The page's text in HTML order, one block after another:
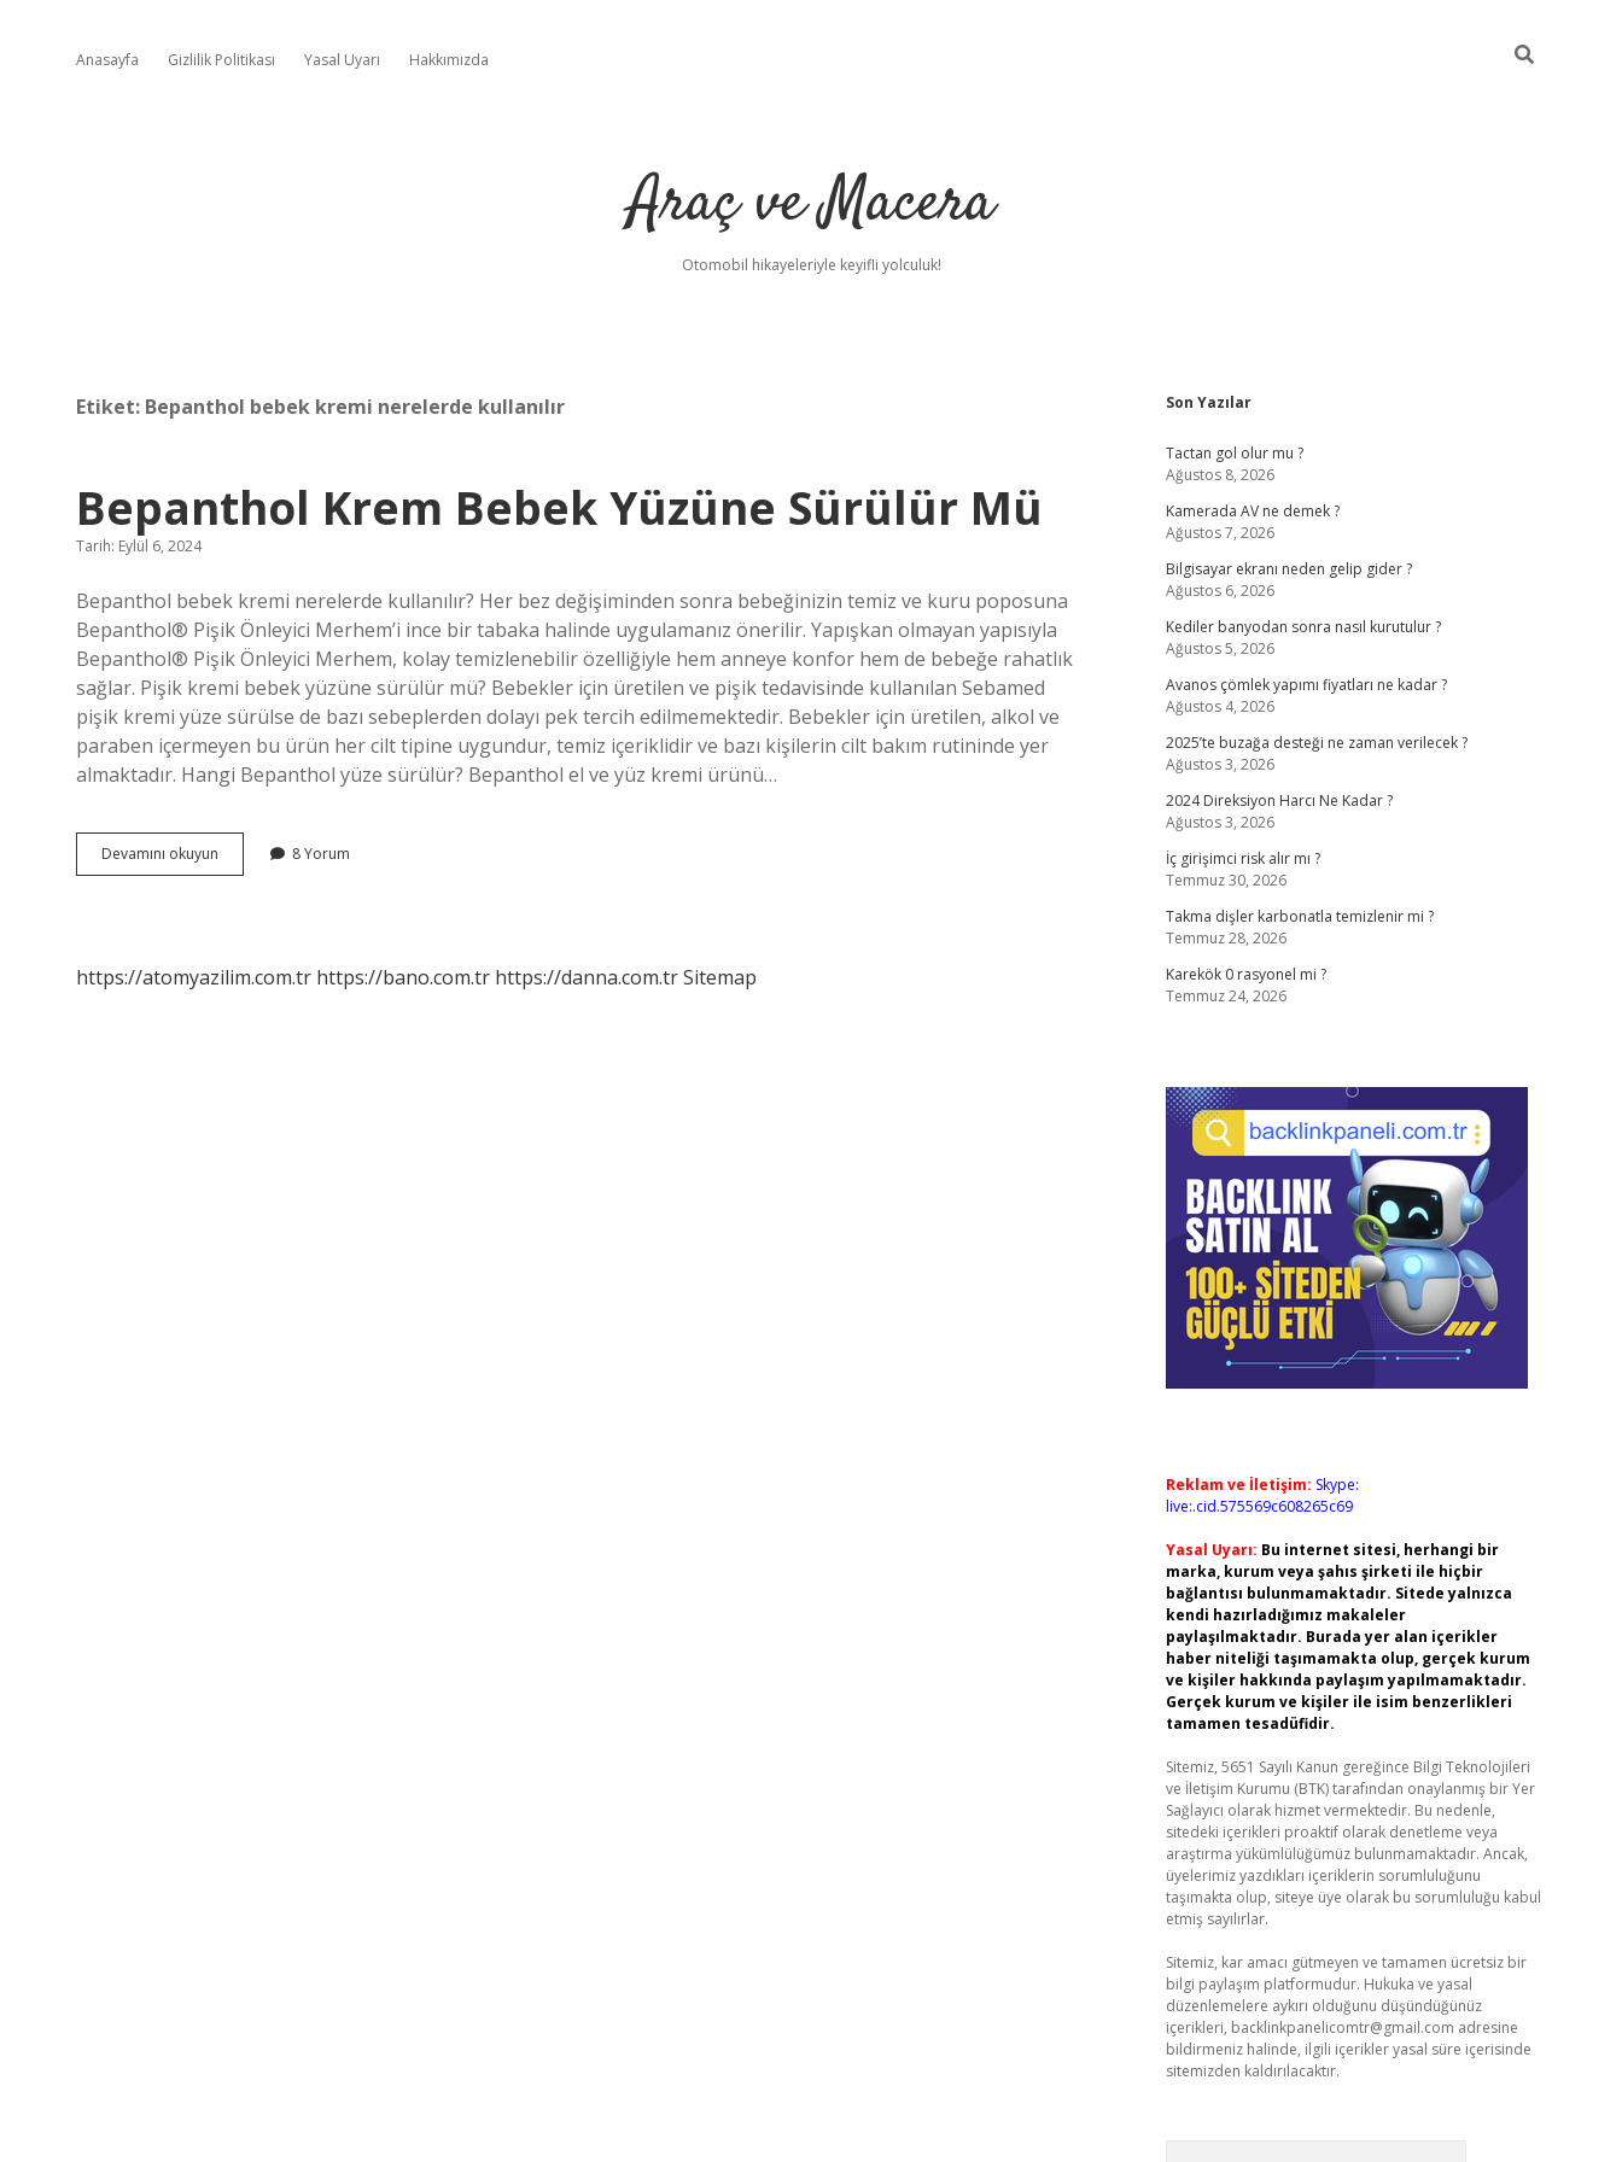
Anasayfa Gizlilik Politikası Yasal Uyarı Hakkımızda
Araç ve Macera
Otomobil hikayeleriyle keyifli yolculuk!
Etiket: Bepanthol bebek kremi nerelerde kullanılır
Bepanthol Krem Bebek Yüzüne Sürülür Mü
Tarih: Eylül 6, 2024
Bepanthol bebek kremi nerelerde kullanılır? Her bez değişiminden sonra bebeğinizin temiz ve kuru poposuna
Bepanthol® Pişik Önleyici Merhem’i ince bir tabaka halinde uygulamanız önerilir. Yapışkan olmayan yapısıyla
Bepanthol® Pişik Önleyici Merhem, kolay temizlenebilir özelliğiyle hem anneye konfor hem de bebeğe rahatlık
sağlar. Pişik kremi bebek yüzüne sürülür mü? Bebekler için üretilen ve pişik tedavisinde kullanılan Sebamed
pişik kremi yüze sürülse de bazı sebeplerden dolayı pek tercih edilmemektedir. Bebekler için üretilen, alkol ve
paraben içermeyen bu ürün her cilt tipine uygundur, temiz içeriklidir ve bazı kişilerin cilt bakım rutininde yer
almaktadır. Hangi Bepanthol yüze sürülür? Bepanthol el ve yüz kremi ürünü…
Devamını okuyun Bepanthol
Krem
8 Yorum
https://atomyazilim.com.tr https://bano.com.tr https://danna.com.trSitemap
Sidebar
Son Yazılar
Tactan gol olur mu ?
Ağustos 8, 2026
Kamerada AV ne demek ?
Ağustos 7, 2026
Bilgisayar ekranı neden gelip gider ?
Ağustos 6, 2026
Kediler banyodan sonra nasıl kurutulur ?
Ağustos 5, 2026
Avanos çömlek yapımı fiyatları ne kadar ?
Ağustos 4, 2026
2025’te buzağa desteği ne zaman verilecek ?
Ağustos 3, 2026
2024 Direksiyon Harcı Ne Kadar ?
Ağustos 3, 2026
İç girişimci risk alır mı ?
Temmuz 30, 2026
Takma dişler karbonatla temizlenir mi ?
Temmuz 28, 2026
Karekök 0 rasyonel mi ?
Temmuz 24, 2026
Reklam ve İletişim: Skype:
live:.cid.575569c608265c69
Yasal Uyarı: Bu internet sitesi, herhangi bir
marka, kurum veya şahıs şirketi ile hiçbir
bağlantısı bulunmamaktadır. Sitede yalnızca
kendi hazırladığımız makaleler
paylaşılmaktadır. Burada yer alan içerikler
haber niteliği taşımamakta olup, gerçek kurum
ve kişiler hakkında paylaşım yapılmamaktadır.
Gerçek kurum ve kişiler ile isim benzerlikleri
tamamen tesadüfidir.
Sitemiz, 5651 Sayılı Kanun gereğince Bilgi Teknolojileri
ve İletişim Kurumu (BTK) tarafından onaylanmış bir Yer
Sağlayıcı olarak hizmet vermektedir. Bu nedenle,
sitedeki içerikleri proaktif olarak denetleme veya
araştırma yükümlülüğümüz bulunmamaktadır. Ancak,
üyelerimiz yazdıkları içeriklerin sorumluluğunu
taşımakta olup, siteye üye olarak bu sorumluluğu kabul
etmiş sayılırlar.
Sitemiz, kar amacı gütmeyen ve tamamen ücretsiz bir
bilgi paylaşım platformudur. Hukuka ve yasal
düzenlemelere aykırı olduğunu düşündüğünüz
içerikleri, backlinkpanelicomtr@gmail.com adresine
bildirmeniz halinde, ilgili içerikler yasal süre içerisinde
sitemizden kaldırılacaktır.